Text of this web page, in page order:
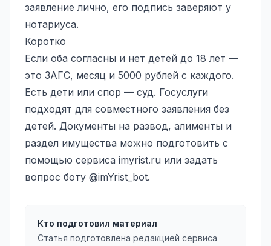
заявление лично, его подпись заверяют у
нотариуса.
Коротко
Если оба согласны и нет детей до 18 лет —
это ЗАГС, месяц и 5000 рублей с каждого.
Есть дети или спор — суд. Госуслуги
подходят для совместного заявления без
детей. Документы на развод, алименты и
раздел имущества можно подготовить с
помощью сервиса imyrist.ru или задать
вопрос боту @imYrist_bot.
Кто подготовил материал
Статья подготовлена редакцией сервиса